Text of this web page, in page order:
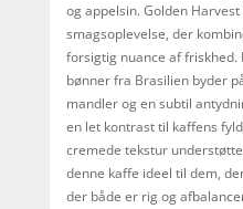
og appelsin. Golden
smagsoplevelse, der
forsigtig nuance af friskhed.
bønner fra Brasilien byder
mandler og en subtil
en let kontrast til kaffens
cremede tekstur
denne kaffe ideel til dem,
der både er rig og